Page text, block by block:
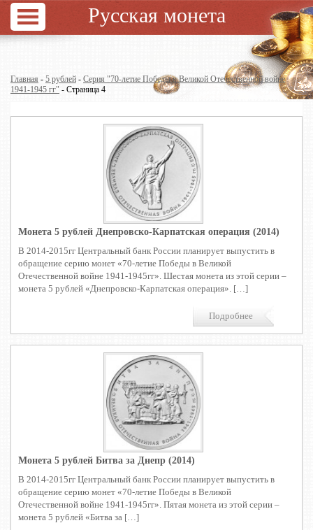
Русская монета
Главная - 5 рублей - Серия "70-летие Победы в Великой Отечественной войне
1941-1945 гг" - Страница 4
Монета 5 рублей Днепровско-Карпатская операция (2014)
В 2014-2015гг Центральный банк России планирует выпустить в
обращение серию монет «70-летие Победы в Великой
Отечественной войне 1941-1945гг». Шестая монета из этой серии –
монета 5 рублей «Днепровско-Карпатская операция». […]
Подробнее
Монета 5 рублей Битва за Днепр (2014)
В 2014-2015гг Центральный банк России планирует выпустить в
обращение серию монет «70-летие Победы в Великой
Отечественной войне 1941-1945гг». Пятая монета из этой серии –
монета 5 рублей «Битва за […]